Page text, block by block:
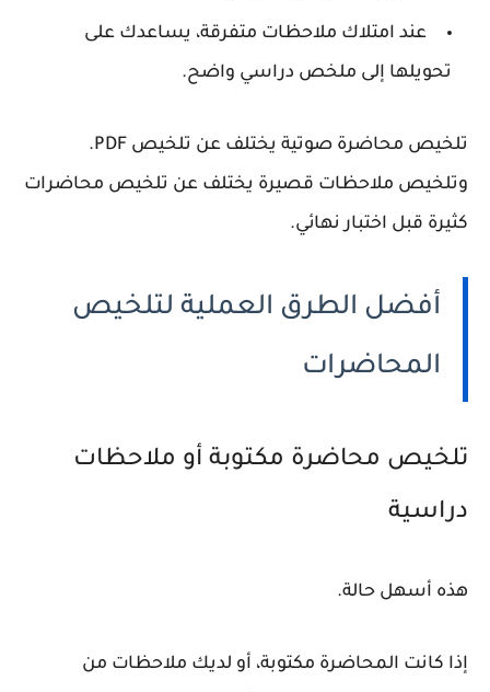
عند امتلاك ملاحظات متفرقة، يساعدك على
تحويلها إلى ملخص دراسي واضح.
تلخيص محاضرة صوتية يختلف عن تلخيص PDF.
وتلخيص ملاحظات قصيرة يختلف عن تلخيص محاضرات
كثيرة قبل اختبار نهائي.
أفضل الطرق العملية لتلخيص
المحاضرات
تلخيص محاضرة مكتوبة أو ملاحظات
دراسية
هذه أسهل حالة.
إذا كانت المحاضرة مكتوبة، أو لديك ملاحظات من